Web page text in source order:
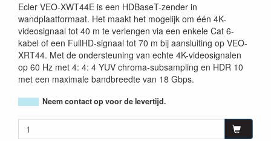
Ecler VEO-XWT44E is een HDBaseT-zender in
wandplaatformaat. Het maakt het mogelijk om één 4K-
videosignaal tot 40 m te verlengen via een enkele Cat 6-
kabel of een FullHD-signaal tot 70 m bij aansluiting op VEO-
XRT44. Met de ondersteuning van echte 4K-videosignalen
op 60 Hz met 4: 4: 4 YUV chroma-subsampling en HDR 10
met een maximale bandbreedte van 18 Gbps.
Neem contact op voor de levertijd.